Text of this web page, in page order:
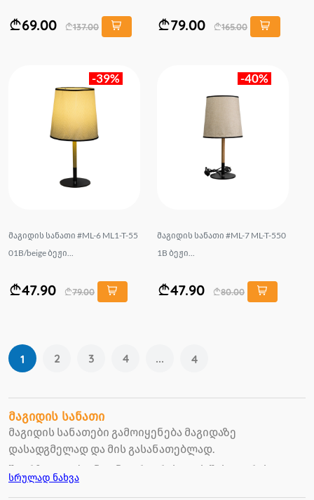
69.00 137.00 79.00 165.00
-39%
მაგიდის სანათი #ML-6 ML1-T-55
01B/beige ბეჟი...
47.90 79.00
-40%
მაგიდის სანათი #ML-7 ML-T-550
1B ბეჟი...
47.90 80.00
1 2 3 4 ... 4
მაგიდის სანათი
მაგიდის სანათები გამოიყენება მაგიდაზე
დასადგმელად და მის გასანათებლად.
შეარჩიეთ თქვენი ინტერიერისთვის შესაფერისი
მაგიდის სანათები, რომლებიც ერთ-ერთი
სრულად ნახვა